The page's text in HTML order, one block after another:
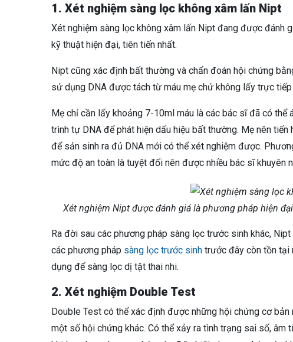
1. Xét nghiệm sàng lọc không xâm lấn Nipt
Xét nghiệm sàng lọc không xâm lấn Nipt đang được đánh
kỹ thuật hiện đại, tiên tiến nhất.
Nipt cũng xác định bất thường và chẩn đoán hội chứng
sử dụng DNA được tách từ máu mẹ chứ không lấy trực
Mẹ chỉ cần lấy khoảng 7-10ml máu là các bác sĩ đã có thể
trình tự DNA để phát hiện dấu hiệu bất thường. Mẹ nên
để sản sinh ra đủ DNA mới có thể xét nghiệm được.
mức độ an toàn là tuyệt đối nên được nhiều bác sĩ khuyên
Xét nghiệm Nipt được đánh giá là phương pháp hiện
Ra đời sau các phương pháp sàng lọc trước sinh khác,
các phương pháp sàng lọc trước sinh trước đây còn tồn tại
dụng để sàng lọc dị tật thai nhi.
2. Xét nghiệm Double Test
Double Test có thể xác định được những hội chứng cơ
một số hội chứng khác. Có thể xảy ra tình trạng sai số, âm